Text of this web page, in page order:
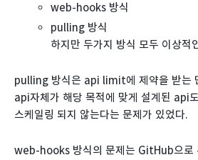
web-hooks 방식
pulling 방식
하지만 두가지 방식 모두 이상적
pulling 방식은 api limit에 제약을 받는
api자체가 해당 목적에 맞게 설계된 api
스케일링 되지 않는다는 문제가 있었다.
web-hooks 방식의 문제는 GitHub으로